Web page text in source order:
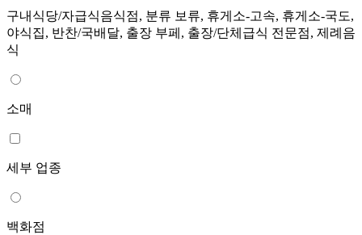
구내식당/자급식음식점, 분류 보류, 휴게소-고속, 휴게소-국도,
야식집, 반찬/국배달, 출장 부페, 출장/단체급식 전문점, 제례음
식
소매
세부 업종
백화점